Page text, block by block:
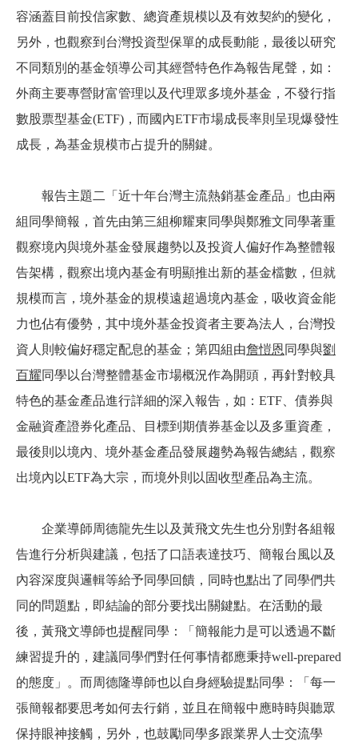
容涵蓋目前投信家數、總資產規模以及有效契約的變化，
另外，也觀察到台灣投資型保單的成長動能，最後以研究
不同類別的基金領導公司其經營特色作為報告尾聲，如：
外商主要專營財富管理以及代理眾多境外基金，不發行指
數股票型基金(ETF)，而國內ETF市場成長率則呈現爆發性
成長，為基金規模市占提升的關鍵。
報告主題二「近十年台灣主流熱銷基金產品」也由兩
組同學簡報，首先由第三組柳耀東同學與鄭雅文同學著重
觀察境內與境外基金發展趨勢以及投資人偏好作為整體報
告架構，觀察出境內基金有明顯推出新的基金檔數，但就
規模而言，境外基金的規模遠超過境內基金，吸收資金能
力也佔有優勢，其中境外基金投資者主要為法人，台灣投
資人則較偏好穩定配息的基金；第四組由詹愷恩 同學與劉
百耀同學以台灣整體基金市場概況作為開頭，再針對較具
特色的基金產品進行詳細的深入報告，如：ETF、債券與
金融資產證券化產品、目標到期債券基金以及多重資產，
最後則以境內、境外基金產品發展趨勢為報告總結，觀察
出境內以ETF為大宗，而境外則以固收型產品為主流。
企業導師周德龍先生以及黃飛文先生也分別對各組報
告進行分析與建議，包括了口語表達技巧、簡報台風以及
內容深度與邏輯等給予同學回饋，同時也點出了同學們共
同的問題點，即結論的部分要找出關鍵點。在活動的最
後，黃飛文導師也提醒同學：「簡報能力是可以透過不斷
練習提升的，建議同學們對任何事情都應秉持well-prepared
的態度」。而周德隆導師也以自身經驗提點同學：「每一
張簡報都要思考如何去行銷，並且在簡報中應時時與聽眾
保持眼神接觸，另外，也鼓勵同學多跟業界人士交流學